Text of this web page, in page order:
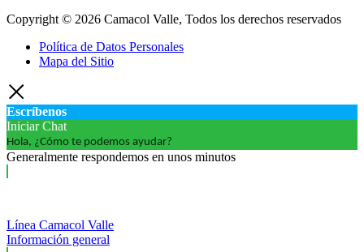
Copyright © 2026 Camacol Valle, Todos los derechos reservados
Política de Datos Personales
Mapa del Sitio
Escríbenos
Iniciar Chat
Hola, ¿Cómo te podemos ayudar?
Generalmente respondemos en unos minutos
Línea Camacol Valle
Información general